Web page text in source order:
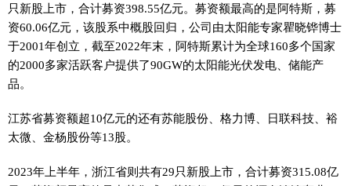
只新股上市，合计募资398.55亿元。募资额最高的是阿特斯，募
资60.06亿元，该股系中概股回归，公司由太阳能专家瞿晓铧博士
于2001年创立，截至2022年末，阿特斯累计为全球160多个国家
的2000多家活跃客户提供了90GW的太阳能光伏发电、储能产
品。
江苏省募资额超10亿元的还有苏能股份、格力博、日联科技、裕
太微、金杨股份等13股。
2023年上半年，浙江省则共有29只新股上市，合计募资315.08亿